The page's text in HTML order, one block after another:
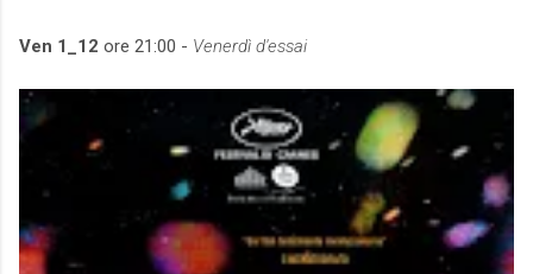
Ven 1_12 ore 21:00 - Venerdì d'essai